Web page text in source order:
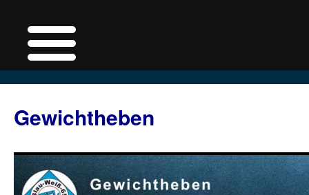
springen
Gewichtheben